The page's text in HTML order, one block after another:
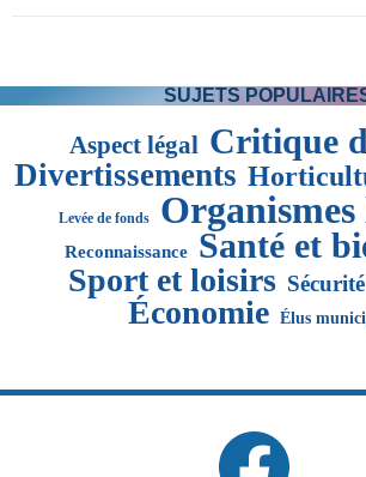
SUJETS
Aspect légal Critique
Divertissements
Levée de fonds
Reconnaissance Santé et
Sport et loisirs Sécurité
Économie Élus